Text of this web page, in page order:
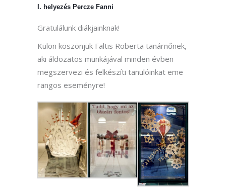
I. helyezés Percze Fanni
Gratulálunk diákjainknak!
Külön köszönjük Faltis Roberta tanárnőnek,
aki áldozatos munkájával minden évben
megszervezi és felkészíti tanulóinkat eme
rangos eseményre!